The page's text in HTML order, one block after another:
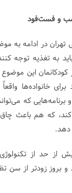
و فست‌فود
تهران در ادامه به
به تغذیه توجه
این موضوع
خانواده‌ها
که
کند، که هم باعث
دهد.
از حد از
بروز زودتر از سن